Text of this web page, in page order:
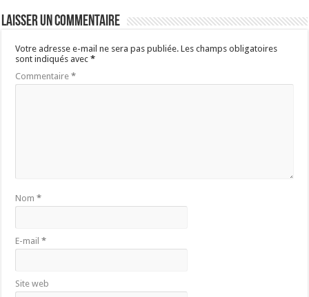
Laisser un commentaire
Votre adresse e-mail ne sera pas publiée. Les champs obligatoires
sont indiqués avec*
Commentaire*
Nom*
E-mail*
Site web